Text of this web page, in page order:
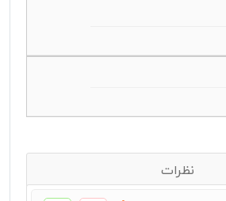
نظرات